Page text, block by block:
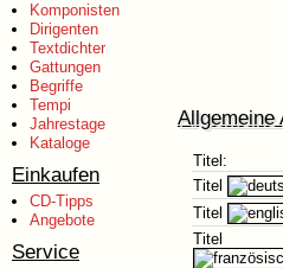
Komponisten
Dirigenten
Textdichter
Gattungen
Begriffe
Tempi
Jahrestage
Kataloge
Einkaufen
CD-Tipps
Angebote
Service
Allgemeine
Titel:
Titel
Titel
Titel